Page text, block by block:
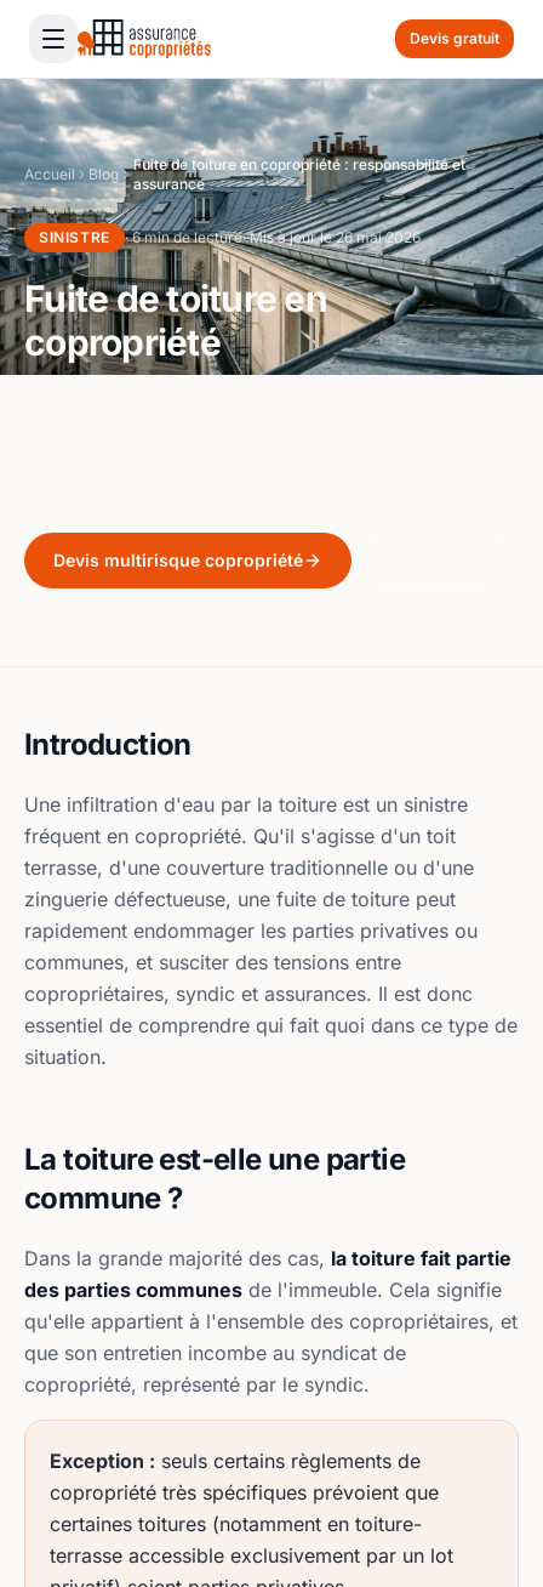
Devis gratuit
Accueil Blog
Fuite de toiture en copropriété : responsabilité et
assurance
SINISTRE · 6 min de lecture· Mis à jour le 26 mai 2026
Fuite de toiture en
copropriété
Devis multirisque copropriété
Introduction
Une infiltration d'eau par la toiture est un sinistre
fréquent en copropriété. Qu'il s'agisse d'un toit
terrasse, d'une couverture traditionnelle ou d'une
zinguerie défectueuse, une fuite de toiture peut
rapidement endommager les parties privatives ou
communes, et susciter des tensions entre
copropriétaires, syndic et assurances. Il est donc
essentiel de comprendre qui fait quoi dans ce type de
situation.
La toiture est-elle une partie
commune ?
Dans la grande majorité des cas, la toiture fait partie
des parties communes de l'immeuble. Cela signifie
qu'elle appartient à l'ensemble des copropriétaires, et
que son entretien incombe au syndicat de
copropriété, représenté par le syndic.
Exception : seuls certains règlements de
copropriété très spécifiques prévoient que
certaines toitures (notamment en toiture-
terrasse accessible exclusivement par un lot